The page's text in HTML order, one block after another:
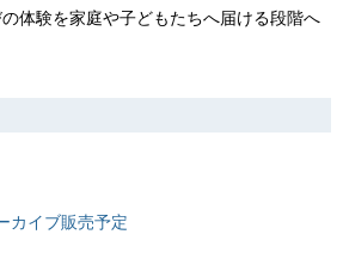
体験を家庭や子どもたちへ届ける段階へ
カイブ販売予定